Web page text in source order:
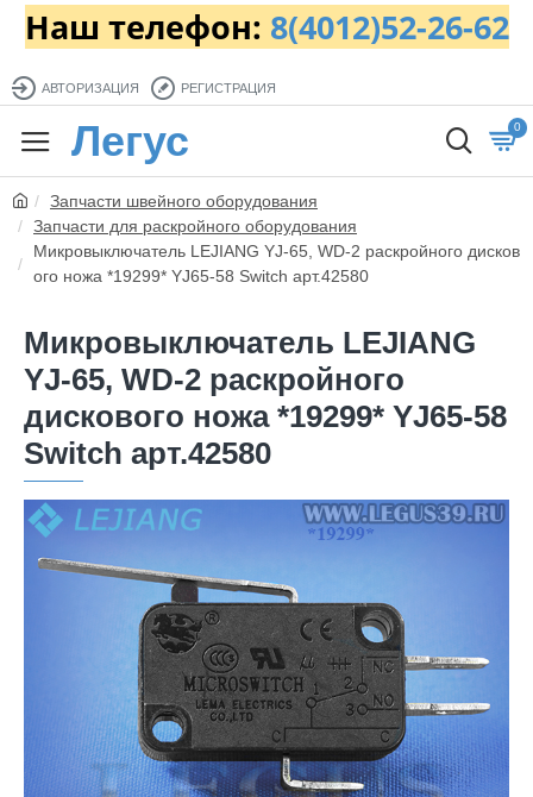
Наш телефон: 8(4012)52-26-62
АВТОРИЗАЦИЯ РЕГИСТРАЦИЯ
Легус 0
Запчасти швейного оборудования
Запчасти для раскройного оборудования
Микровыключатель LEJIANG YJ-65, WD-2 раскройного дисков
ого ножа *19299* YJ65-58 Switch арт.42580
Микровыключатель LEJIANG
YJ-65, WD-2 раскройного
дискового ножа *19299* YJ65-58
Switch арт.42580